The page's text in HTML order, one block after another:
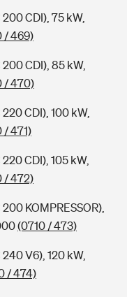
CDI), 75 kW,
/ 469)
CDI), 85 kW,
/ 470)
CDI), 100 kW,
/ 471)
CDI), 105 kW,
/ 472)
KOMPRESSOR),
(0710 / 473)
V6), 120 kW,
/ 474)